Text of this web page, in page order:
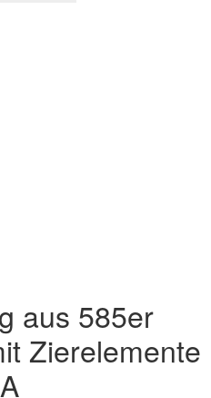
aus 585er
Zierelemente